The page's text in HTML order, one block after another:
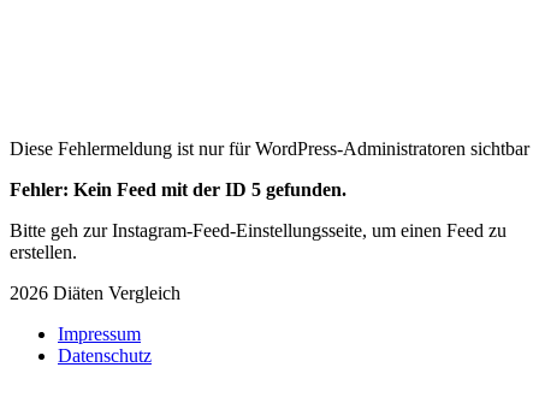
Diese Fehlermeldung ist nur für WordPress-Administratoren sichtbar
Fehler: Kein Feed mit der ID 5 gefunden.
Bitte geh zur Instagram-Feed-Einstellungsseite, um einen Feed zu
erstellen.
2026 Diäten Vergleich
Impressum
Datenschutz